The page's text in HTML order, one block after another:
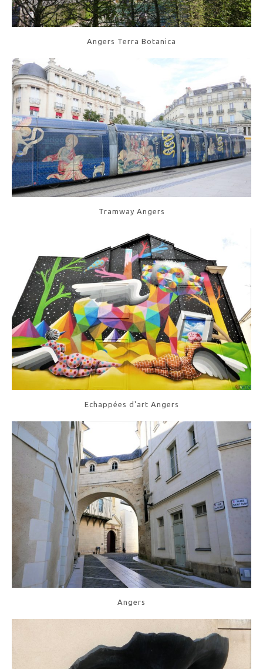
Angers Terra Botanica
Tramway Angers
Echappées d'art Angers
Angers